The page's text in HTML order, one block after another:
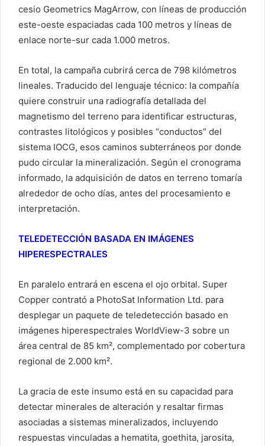
cesio Geometrics MagArrow, con líneas de producción
este-oeste espaciadas cada 100 metros y líneas de
enlace norte-sur cada 1.000 metros.
En total, la campaña cubrirá cerca de 798 kilómetros
lineales. Traducido del lenguaje técnico: la compañía
quiere construir una radiografía detallada del
magnetismo del terreno para identificar estructuras,
contrastes litológicos y posibles “conductos” del
sistema IOCG, esos caminos subterráneos por donde
pudo circular la mineralización. Según el cronograma
informado, la adquisición de datos en terreno tomaría
alrededor de ocho días, antes del procesamiento e
interpretación.
TELEDETECCIÓN BASADA EN IMÁGENES
HIPERESPECTRALES
En paralelo entrará en escena el ojo orbital. Super
Copper contrató a PhotoSat Information Ltd. para
desplegar un paquete de teledetección basado en
imágenes hiperespectrales WorldView-3 sobre un
área central de 85 km², complementado por cobertura
regional de 2.000 km².
La gracia de este insumo está en su capacidad para
detectar minerales de alteración y resaltar firmas
asociadas a sistemas mineralizados, incluyendo
respuestas vinculadas a hematita, goethita, jarosita,